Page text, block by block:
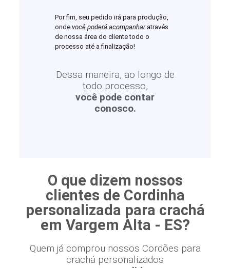
Por fim, seu pedido irá para produção,
ondevocê poderá acompanharatravés
de nossa área do cliente todo o
processo até a finalização!
Dessa maneira, ao longo de
todo processo,
você pode contar
conosco.
O que dizem nossos
clientes de Cordinha
personalizada para crachá
em Vargem Alta - ES?
Quem já comprou nossos Cordões para
crachá personalizados